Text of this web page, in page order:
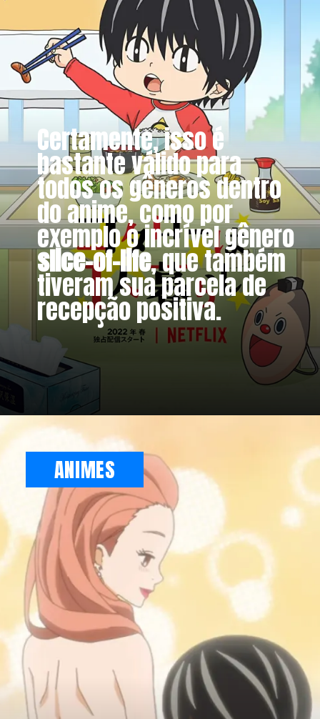
Certamente, isso é
bastante válido para
todos os gêneros dentro
do anime, como por
exemplo o incrível gênero
slice-of-life, que também
tiveram sua parcela de
recepção positiva.
ANIMES